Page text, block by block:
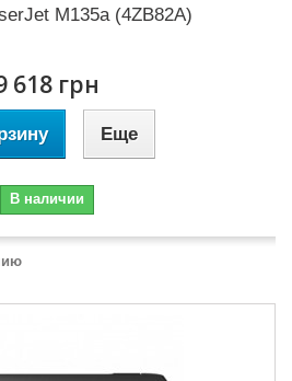
M135a (4ZB82A)
618 грн
Еще
В наличии